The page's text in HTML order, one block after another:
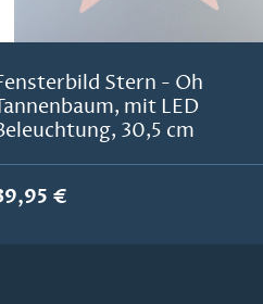
Stern - Oh
mit LED
30,5 cm
€